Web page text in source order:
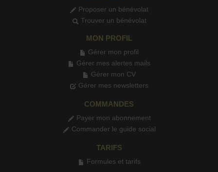
Proposer un bénévolat
Trouver un bénévolat
MON PROFIL
Gérer mon profil
Gérer mes alertes mails
Gérer mon CV
Gérer mes newsletters
COMMANDES
Payer mon abonnement
Commander le guide social
TARIFS
Formules et tarifs